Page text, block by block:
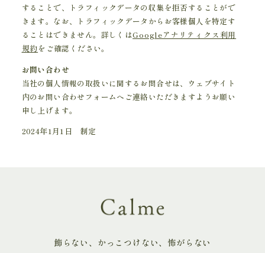
することで、トラフィックデータの収集を拒否することがで
きます。なお、トラフィックデータからお客様個人を特定す
ることはできません。詳しくはGoogleアナリティクス利用
規約をご確認ください。
お問い合わせ
当社の個人情報の取扱いに関するお問合せは、ウェブサイト
内のお問い合わせフォームへご連絡いただきますようお願い
申し上げます。
2024年1月1日 制定
飾らない、かっこつけない、怖がらない